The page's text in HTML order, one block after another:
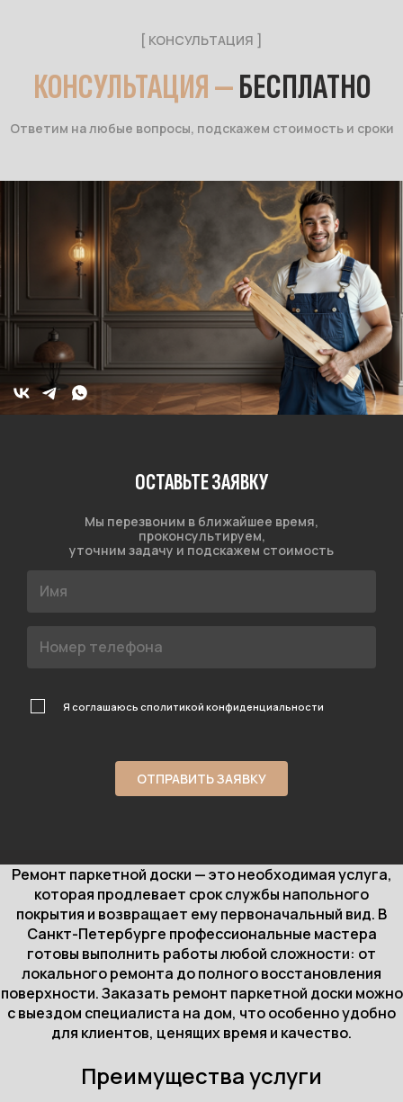
[ КОНСУЛЬТАЦИЯ ]
КОНСУЛЬТАЦИЯ —БЕСПЛАТНО
Ответим на любые вопросы, подскажем стоимость и сроки
ОСТАВЬТЕ ЗАЯВКУ
Мы перезвоним в ближайшее время,
проконсультируем,
уточним задачу и подскажем стоимость
Я соглашаюсь сполитикой конфиденциальности
ОТПРАВИТЬ ЗАЯВКУ
Ремонт паркетной доски — это необходимая услуга,
которая продлевает срок службы напольного
покрытия и возвращает ему первоначальный вид. В
Санкт-Петербурге профессиональные мастера
готовы выполнить работы любой сложности: от
локального ремонта до полного восстановления
поверхности. Заказать ремонт паркетной доски можно
с выездом специалиста на дом, что особенно удобно
для клиентов, ценящих время и качество.
Преимущества услуги